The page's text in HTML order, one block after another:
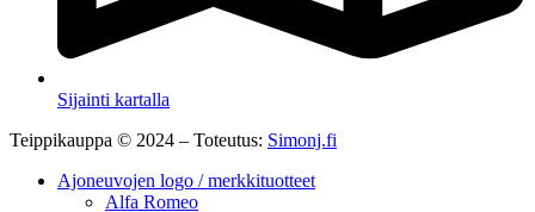
Sijainti kartalla
Teippikauppa © 2024 – Toteutus: Simonj.fi
Ajoneuvojen logo / merkkituotteet
Alfa Romeo